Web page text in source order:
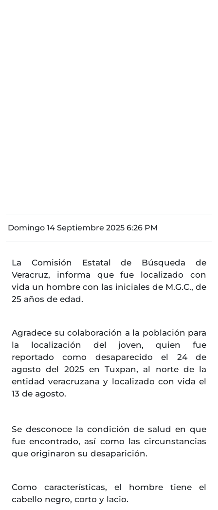
Domingo 14 Septiembre 2025 6:26 PM
La Comisión Estatal de Búsqueda de
Veracruz, informa que fue localizado con
vida un hombre con las iniciales de M.G.C., de
25 años de edad.
Agradece su colaboración a la población para
la localización del joven, quien fue
reportado como desaparecido el 24 de
agosto del 2025 en Tuxpan, al norte de la
entidad veracruzana y localizado con vida el
13 de agosto.
Se desconoce la condición de salud en que
fue encontrado, así como las circunstancias
que originaron su desaparición.
Como características, el hombre tiene el
cabello negro, corto y lacio.